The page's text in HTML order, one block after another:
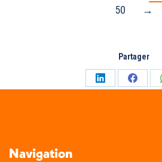
50
→
Partager
Partager
Navigation